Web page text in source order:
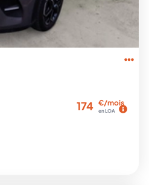
174 €/mois
en LOA